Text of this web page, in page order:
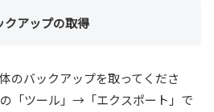
クアップの取得
のバックアップを取ってくださ
「ツール」→「エクスポート」で